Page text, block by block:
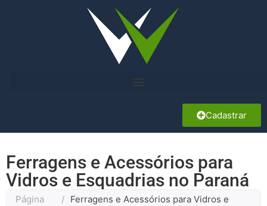
Cadastrar
Ferragens e Acessórios para
Vidros e Esquadrias no Paraná
Página
/ Ferragens e Acessórios para Vidros e